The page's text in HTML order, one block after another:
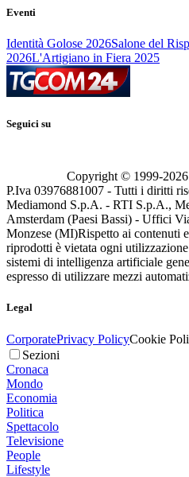
Eventi
Identità Golose 2026Salone del
2026L'Artigiano in Fiera 2025
Seguici su
Copyright © 1999-2026
P.Iva 03976881007 - Tutti i diritti
Mediamond S.p.A. - RTI S.p.A.,
Amsterdam (Paesi Bassi) - Uffici
Monzese (MI)Rispetto ai contenuti
riprodotti è vietata ogni
sistemi di intelligenza artificiale
espresso di utilizzare mezzi
Legal
CorporatePrivacy PolicyCookie
Sezioni
Cronaca
Mondo
Economia
Politica
Spettacolo
Televisione
People
Lifestyle